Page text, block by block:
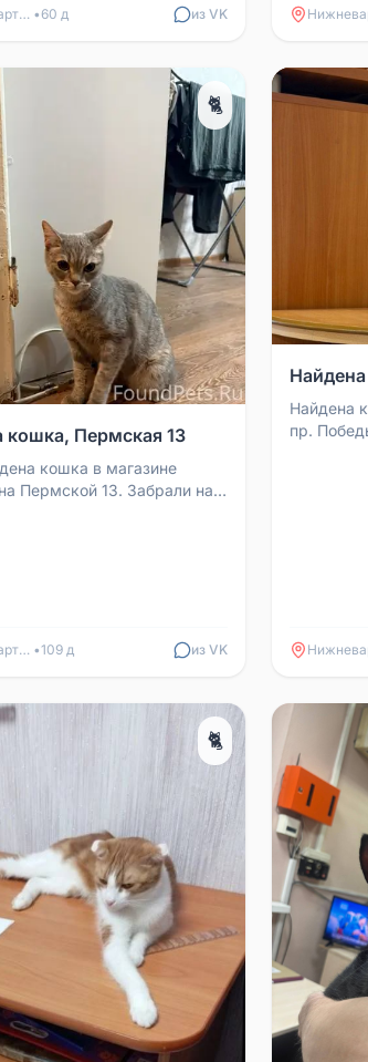
Нижневартовск •60 д из VK
очень
🐈
кошка, Пермская 13
кошка в магазине
Пермской 13. Забрали на
Нижневартовск •109 д из VK
Найдена
пр.
🐈